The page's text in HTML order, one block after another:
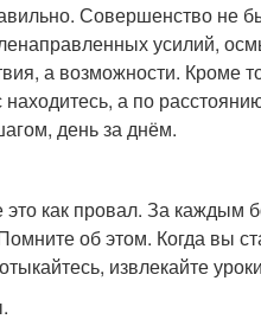
Совершенство не
усилий,
а возможности. Кроме
а по
день за днём.
как провал. За каждым
об этом. Когда вы
извлекайте